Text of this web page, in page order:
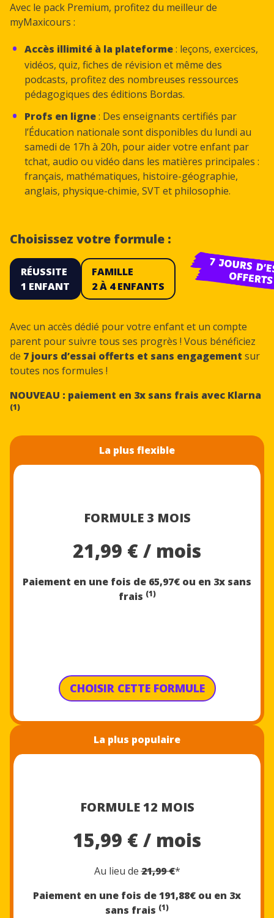
Avec le pack Premium, profitez du meilleur de
myMaxicours :
Accès illimité à la plateforme: leçons, exercices,
vidéos, quiz, fiches de révision et même des
podcasts, profitez des nombreuses ressources
pédagogiques des éditions Bordas.
Profs en ligne: Des enseignants certifiés par
l’Éducation nationale sont disponibles du lundi au
samedi de 17h à 20h, pour aider votre enfant par
tchat, audio ou vidéo dans les matières principales :
français, mathématiques, histoire-géographie,
anglais, physique-chimie, SVT et philosophie.
Choisissez votre formule :
RÉUSSITE
1 ENFANT
FAMILLE
2 À 4 ENFANTS
Avec un accès dédié pour votre enfant et un compte
parent pour suivre tous ses progrès ! Vous bénéficiez
de 7 jours d’essai offerts et sans engagement sur
toutes nos formules !
NOUVEAU : paiement en 3x sans frais avec Klarna
(1)
La plus flexible
FORMULE 3 MOIS
21,99 € / mois
Paiement en une fois de 65,97€ ou en 3x sans
frais (1)
CHOISIR CETTE FORMULE
La plus populaire
FORMULE 12 MOIS
15,99 € / mois
Au lieu de21,99 €*
Paiement en une fois de 191,88€ ou en 3x
sans frais (1)